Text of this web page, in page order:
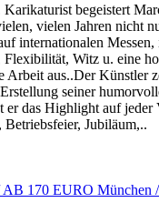
begeistert
vielen Jahren nicht
internationalen
Witz u. eine
Arbeit aus..Der Künstler
seiner
er das Highlight auf jeder
Betriebsfeier, Jubiläum,..
170 EURO München